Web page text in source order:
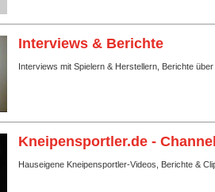
Interviews & Berichte
Interviews mit Spielern & Herstellern, Berichte
Kneipensportler.de -
Hauseigene Kneipensportler-Videos, Berichte &